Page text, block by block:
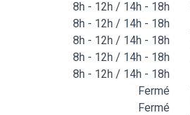
8h - 12h / 14h - 18h
8h - 12h / 14h - 18h
8h - 12h / 14h - 18h
8h - 12h / 14h - 18h
8h - 12h / 14h - 18h
Fermé
Fermé